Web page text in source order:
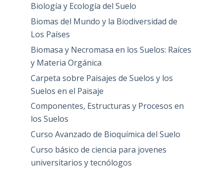
Biología y Ecología del Suelo
Biomas del Mundo y la Biodiversidad de
Los Países
Biomasa y Necromasa en los Suelos: Raíces
y Materia Orgánica
Carpeta sobre Paisajes de Suelos y los
Suelos en el Paisaje
Componentes, Estructuras y Procesos en
los Suelos
Curso Avanzado de Bioquímica del Suelo
Curso básico de ciencia para jovenes
universitarios y tecnólogos